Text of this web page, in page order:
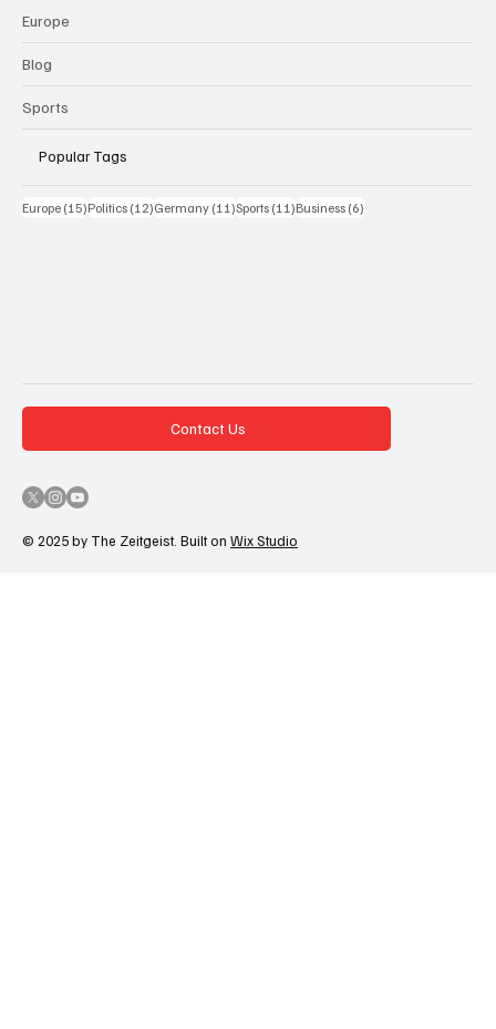
Europe
Blog
Sports
Popular Tags
Europe (15)15 Beiträge
Politics (12)12 Beiträge
Germany (11)11 Beiträge
Sports (11)11 Beiträge
Business (6)
© 2025 by The Zeitgeist. Built on Wix Studio
Contact Us